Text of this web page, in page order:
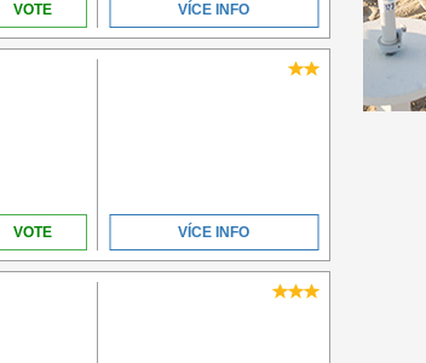
VOTE VÍCE INFO
VOTE VÍCE INFO